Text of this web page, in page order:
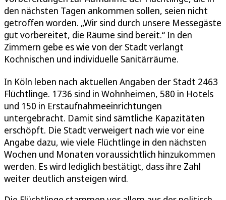
den nächsten Tagen ankommen sollen, seien nicht
getroffen worden. „Wir sind durch unsere Messegäste
gut vorbereitet, die Räume sind bereit.“ In den
Zimmern gebe es wie von der Stadt verlangt
Kochnischen und individuelle Sanitärräume.
In Köln leben nach aktuellen Angaben der Stadt 2463
Flüchtlinge. 1736 sind in Wohnheimen, 580 in Hotels
und 150 in Erstaufnahmeeinrichtungen
untergebracht. Damit sind sämtliche Kapazitäten
erschöpft. Die Stadt verweigert nach wie vor eine
Angabe dazu, wie viele Flüchtlinge in den nächsten
Wochen und Monaten voraussichtlich hinzukommen
werden. Es wird lediglich bestätigt, dass ihre Zahl
weiter deutlich ansteigen wird.